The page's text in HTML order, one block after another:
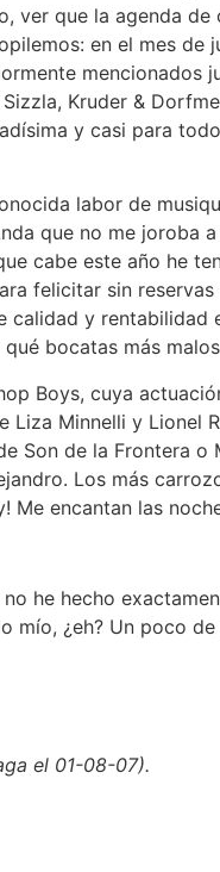
ver que la agenda
en el mes de
Kruder &
y casi para
labor de
que no me joroba
cabe este año he
felicitar sin
calidad y
bocatas más
Boys, cuya
Liza Minnelli y Lionel
Son de la Frontera
Los más
Me encantan las
he hecho
mío, ¿eh? Un poco
el 01-08-07).